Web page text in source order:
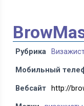
Рубрика
Мобильный
Вебсайт http://